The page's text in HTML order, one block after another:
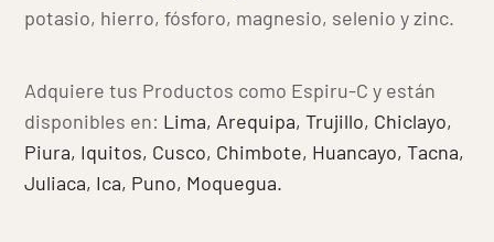
potasio, hierro, fósforo, magnesio, selenio y zinc.
Adquiere tus Productos como Espiru-C y están
disponibles en: Lima, Arequipa, Trujillo, Chiclayo,
Piura, Iquitos, Cusco, Chimbote, Huancayo, Tacna,
Juliaca, Ica, Puno, Moquegua.